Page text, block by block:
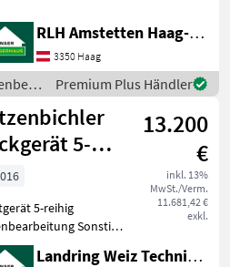
Eggen
RLH Amstetten Haag-St. Valentin
3350 Haag
Premium Plus Händler
5-
13.200
€
inkl. 13%
MwSt./Verm.
11.681,42 €
exkl.
5-reihig
Sonstige
Landring Weiz Technikzentrum Süd